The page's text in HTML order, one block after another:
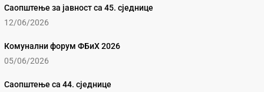
Саопштење за јавност са 45. сједнице
12/06/2026
Комунални форум ФБиХ 2026
05/06/2026
Саопштење са 44. сједнице